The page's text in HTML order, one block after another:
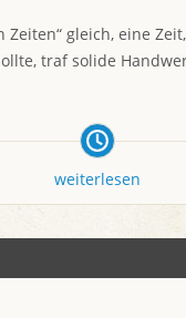
gleich, eine
traf solide
weiterlesen